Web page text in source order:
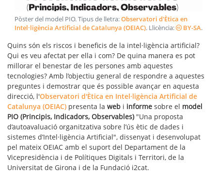
Pòster del model PIO. Tipus de lletra:Observatori d'Ètica en
Intel·ligència Artificial de Catalunya (OEIAC). Llicència: BY-SA.
Quins són els riscos i beneficis de la intel·ligència artificial?
Qui es veu afectat per ella i com? De quina manera es pot
millorar el benestar de les persones amb aquestes
tecnologies? Amb l’objectiu general de respondre a aquestes
preguntes i demostrar que és possible avançar en aquesta
direcció, l'Observatori d'Ètica en Intel·ligència Artificial de
Catalunya (OEIAC) presenta la web i informe sobre el model
PIO (Principis, Indicadors, Observables)"Una proposta
d’autoavaluació organitzativa sobre l’ús ètic de dades i
sistemes d’Intel·ligència Artificial", dissenyat i desenvolupat
pel mateix OEIAC amb el suport del Departament de la
Vicepresidència i de Polítiques Digitals i Territori, de la
Universitat de Girona i de la Fundació i2cat.